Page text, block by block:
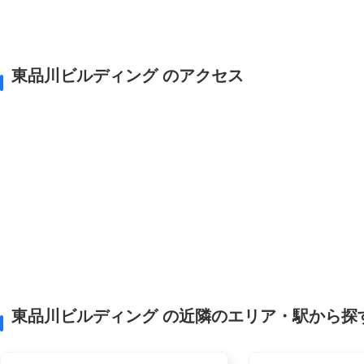
東品川ビルディング のアクセス
東品川ビルディング の近隣のエリア・駅から探